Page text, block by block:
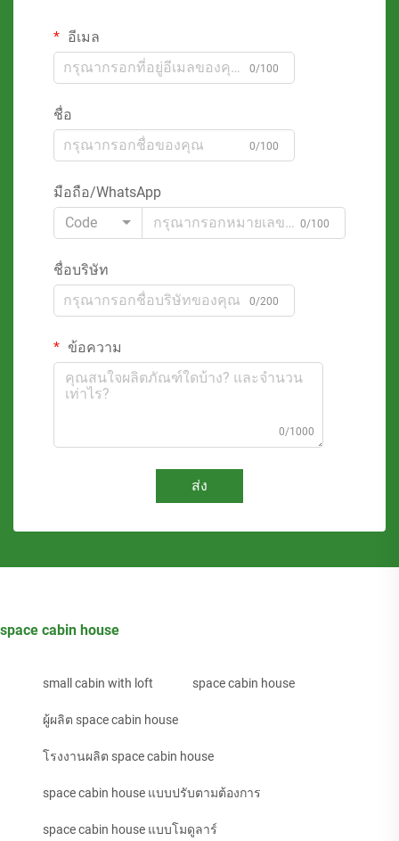
อีเมล
0/100
ชื่อ
0/100
มือถือ/WhatsApp
Code
0/100
ชื่อบริษัท
0/200
ข้อความ
0/1000
ส่ง
space cabin house
small cabin with loft space cabin house
ผู้ผลิต space cabin house
โรงงานผลิต space cabin house
space cabin house แบบปรับตามต้องการ
space cabin house แบบโมดูลาร์